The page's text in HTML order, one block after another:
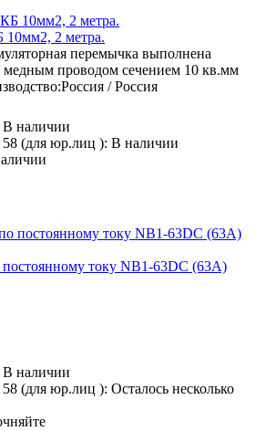
2 метра.
перемычка выполнена
проводом сечением 10 кв.мм
Россия / Россия
В наличии
58 (для юр.лиц ): В наличии
току NB1-63DC (63А)
В наличии
58 (для юр.лиц ): Осталось несколько